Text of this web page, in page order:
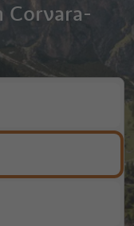
Corvara-